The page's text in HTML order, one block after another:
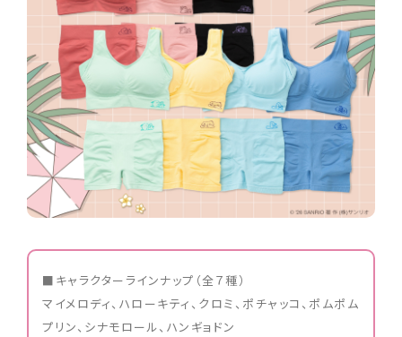
■キャラクターラインナップ（全７種）
マイメロディ、ハローキティ、クロミ、ポチャッコ、ポムポム
プリン、シナモロール、ハンギョドン